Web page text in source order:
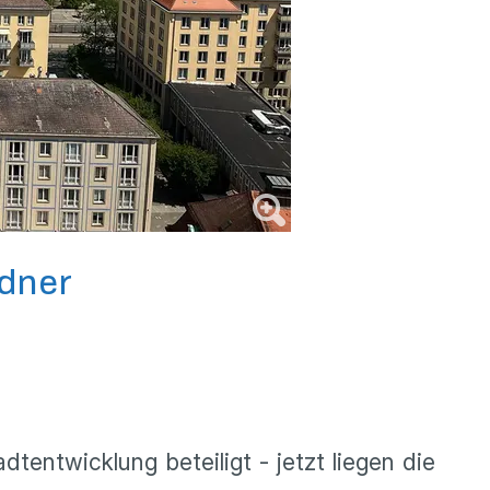
beteiligt - jetzt liegen die